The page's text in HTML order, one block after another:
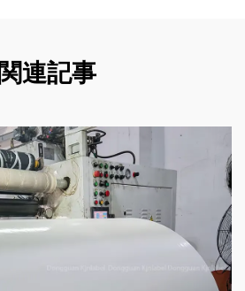
関連記事